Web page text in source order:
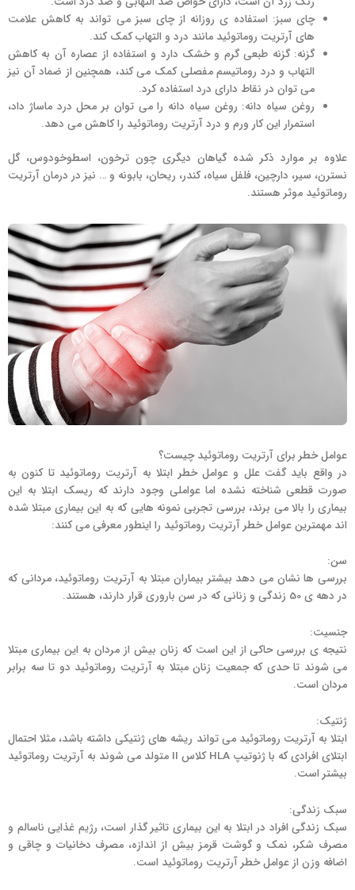
چای سبز: استفاده ی روزانه از چای سبز می تواند به کاهش علامت
های آرتریت روماتوئید مانند درد و التهاب کمک کند.
گزنه: گزنه طبعی گرم و خشک دارد و استفاده از عصاره آن به کاهش
التهاب و درد روماتیسم مفصلی کمک می کند، همچنین از ضماد آن نیز
می توان در نقاط دارای درد استفاده کرد.
روغن سیاه دانه: روغن سیاه دانه را می توان بر محل درد ماساژ داد،
استمرار این کار ورم و درد آرتریت روماتوئید را کاهش می دهد.
علاوه بر موارد ذکر شده گیاهان دیگری چون ترخون، اسطوخودوس، گل
نسترن، سیر، دارچین، فلفل سیاه، کندر، ریحان، بابونه و … نیز در درمان آرتریت
روماتوئید موثر هستند.
عوامل خطر برای آرتریت روماتوئید چیست؟
در واقع باید گفت علل و عوامل خطر ابتلا به آرتریت روماتوئید تا کنون به
صورت قطعی شناخته نشده اما عواملی وجود دارند که ریسک ابتلا به این
بیماری را بالا می برند، بررسی تجربی نمونه هایی که به این بیماری مبتلا شده
اند مهمترین عوامل خطر آرتریت روماتوئید را اینطور معرفی می کنند:
سن:
بررسی ها نشان می دهد بیشتر بیماران مبتلا به آرتریت روماتوئید، مردانی که
در دهه ی 50 زندگی و زنانی که در سن باروری قرار دارند، هستند.
جنسیت:
نتیجه ی بررسی حاکی از این است که زنان بیش از مردان به این بیماری مبتلا
می شوند تا حدی که جمعیت زنان مبتلا به آرتریت روماتوئید دو تا سه برابر
مردان است.
ژنتیک:
ابتلا به آرتریت روماتوئید می تواند ریشه های ژنتیکی داشته باشد، مثلا احتمال
ابتلای افرادی که با ژنوتیپ HLA کلاس II متولد می شوند به آرتریت روماتوئید
بیشتر است.
سبک زندگی:
سبک زندگی افراد در ابتلا به این بیماری تاثیر گذار است، رژیم غذایی ناسالم و
مصرف شکر، نمک و گوشت قرمز بیش از اندازه، مصرف دخانیات و چاقی و
اضافه وزن از عوامل خطر آرتریت روماتوئید است.